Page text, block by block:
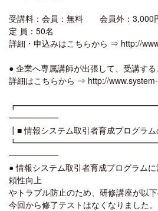
受講料：会員：無料 会員外：3,000円
定 員：50名
詳細・申込みはこちらから ⇒ http://
● 企業へ専属講師が出張して、受講する
詳細はこちらから ⇒ http://
━━━━━━
┃■ 情報システム取引者育成プログラ
━━━━━━
● 情報システム取引者育成プログラム
頼性向上
やトラブル防止のため、研修講座が以下
今回から修了テストはなくなりました。